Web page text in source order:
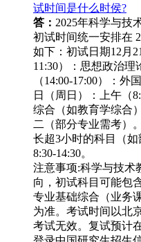
试时间是什么时侯?
答： 2025年科学与技
初试时间统一安排在
如下： 初试日期‌12月
11:30）：思想政治理
（14:00-17:00）：外
日（周日）‌：
上午（
综合（如教育学综合
二（部分专业需考）。
长超3小时的科目（
8:30-14:30。
注意事项‌:科学与技术
向，初试科目可能包
专业基础综合‌（业务
为准。 考试时间以北
考试无效。 复试预计